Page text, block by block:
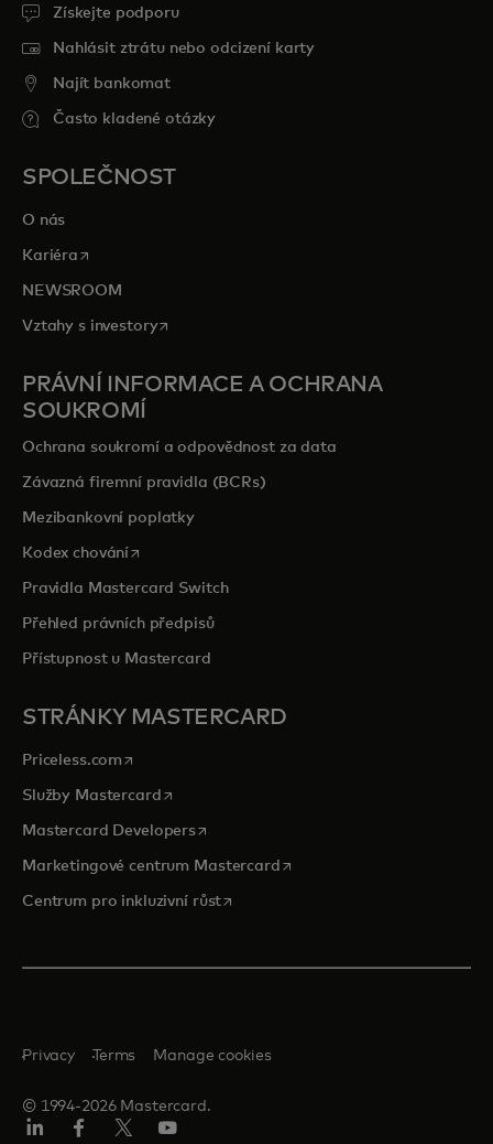
Priceless Experiences vám přináší vybrané
příležitosti v oblasti sportu, cestování,
jídla a zábavy, které si budete pamatovat
navždy.
Prozkoumejte priceless.com
Získejte podporu
Nahlásit ztrátu nebo odcizení karty
Najít bankomat
Často kladené otázky
SPOLEČNOST
O nás
Kariéra opens in a new tab
NEWSROOM
Vztahy s investoryopens in a new tab
PRÁVNÍ INFORMACE A OCHRANA
SOUKROMÍ
Ochrana soukromí a odpovědnost za data
Závazná firemní pravidla (BCRs)
Mezibankovní poplatky
Kodex chováníopens in a new tab
Pravidla Mastercard Switch
Přehled právních předpisů
Přístupnost u Mastercard
STRÁNKY MASTERCARD
Priceless.com opens in a new tab
Služby Mastercardopens in a new tab
Mastercard Developersopens in a new tab
Marketingové centrum Mastercardopens in a new tab
Centrum pro inkluzivní růstopens in a new tab
© 1994-2026 Mastercard.
Privacy Terms Manage cookies